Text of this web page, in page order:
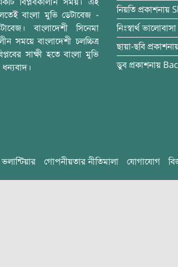
বাংলা মুভি ডেটাবেজ -
বাংলাদেশী সিনেমা
সময়ে বাংলাদেশী চলচ্চিত্র
সাক্ষী হতে বাংলা মুভি
নিয়তি প্রকাশনায়
নিঃস্বার্থ ভালোবাসা
ছায়া-ছবি
ডুব প্রকাশনায়
গোপনীয়তার নীতিমালা যোগাযোগ